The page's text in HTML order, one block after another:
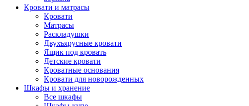
Кровати и матрасы
Кровати
Матрасы
Раскладушки
Двухъярусные кровати
Ящик под кровать
Детские кровати
Кроватные основания
Кровати для новорожденных
Шкафы и хранение
Все шкафы